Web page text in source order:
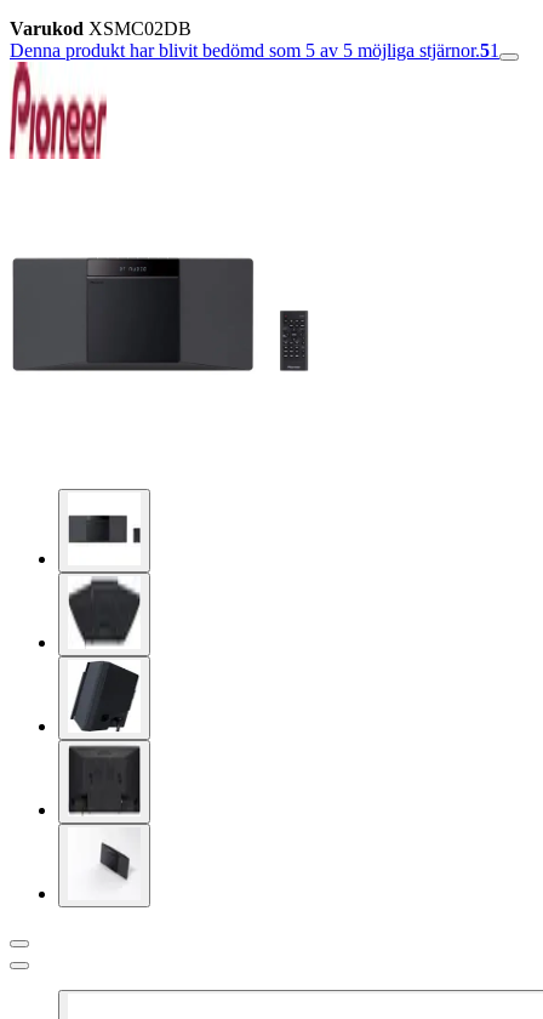
Varukod XSMC02DB
Denna produkt har blivit bedömd som 5 av 5 möjliga stjärnor.51